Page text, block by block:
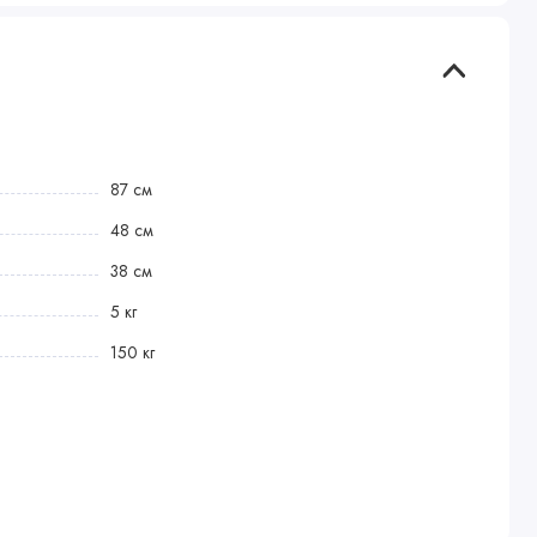
87 см
48 см
38 см
5 кг
150 кг